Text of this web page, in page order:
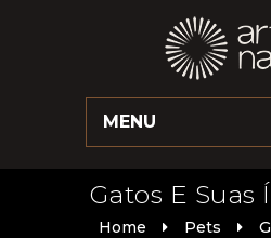
MENU
Gatos E Suas
Home Pets